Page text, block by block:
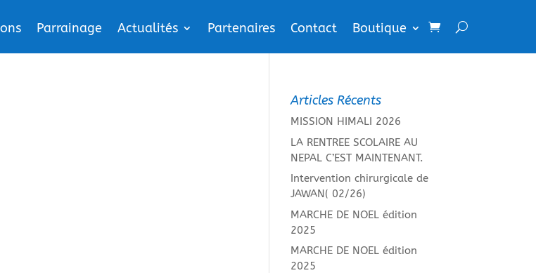
Parrainage Actualités Partenaires Contact Boutique
Articles Récents
MISSION HIMALI 2026
LA RENTREE SCOLAIRE AU
NEPAL C’EST MAINTENANT.
Intervention chirurgicale de
JAWAN( 02/26)
MARCHE DE NOEL édition
2025
MARCHE DE NOEL édition
2025